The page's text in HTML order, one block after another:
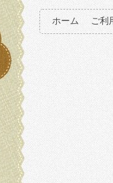
ホーム ご利